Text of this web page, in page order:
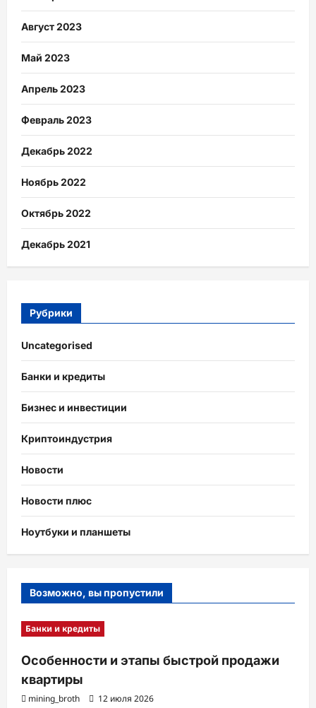
Август 2023
Май 2023
Апрель 2023
Февраль 2023
Декабрь 2022
Ноябрь 2022
Октябрь 2022
Декабрь 2021
Рубрики
Uncategorised
Банки и кредиты
Бизнес и инвестиции
Криптоиндустрия
Новости
Новости плюс
Ноутбуки и планшеты
Возможно, вы пропустили
Банки и кредиты
Особенности и этапы быстрой продажи
квартиры
mining_broth 12 июля 2026